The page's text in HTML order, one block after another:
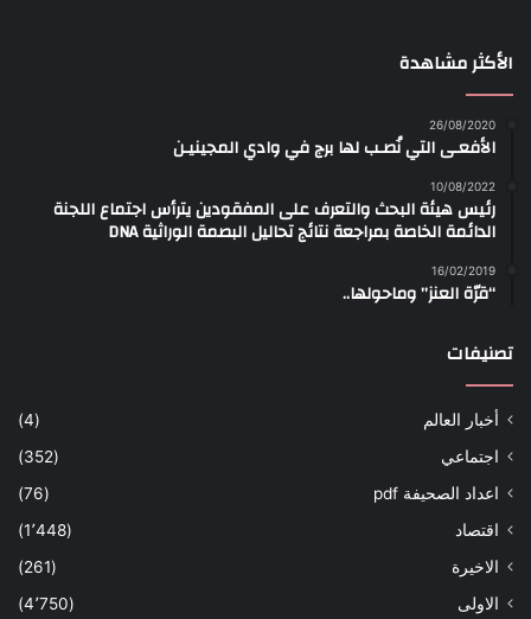
الأكثر مشاهدة
26/08/2020
الأفعـى التي نُصـب لها برج في وادي المجينيـن
10/08/2022
رئيس هيئة البحث والتعرف على المفقودين يترأس اجتماع اللجنة
الدائمة الخاصة بمراجعة نتائج تحاليل البصمة الوراثية DNA
16/02/2019
“قرّة العنز” وماحولها..
تصنيفات
أخبار العالم
(4)
اجتماعي
(352)
اعداد الصحيفة pdf
(76)
اقتصاد
(1٬448)
الاخيرة
(261)
الاولى
(4٬750)